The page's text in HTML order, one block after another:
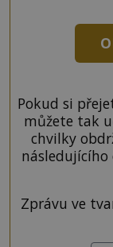
Pokud si
můžete tak
chvilky
Zprávu ve